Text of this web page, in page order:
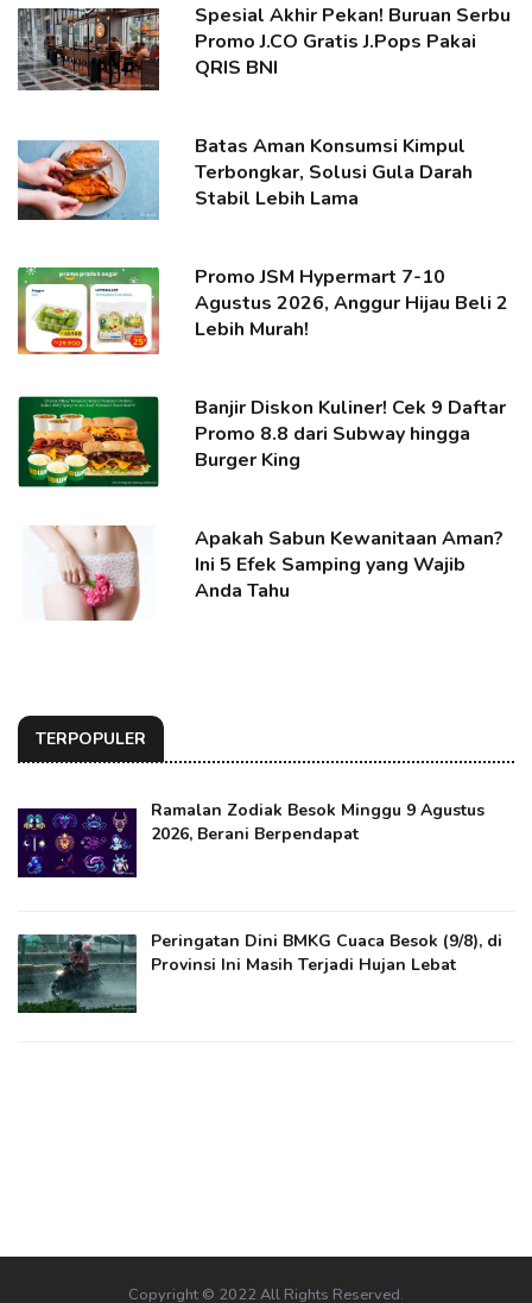
Spesial Akhir Pekan! Buruan Serbu
Promo J.CO Gratis J.Pops Pakai
QRIS BNI
Batas Aman Konsumsi Kimpul
Terbongkar, Solusi Gula Darah
Stabil Lebih Lama
Promo JSM Hypermart 7-10
Agustus 2026, Anggur Hijau Beli 2
Lebih Murah!
Banjir Diskon Kuliner! Cek 9 Daftar
Promo 8.8 dari Subway hingga
Burger King
Apakah Sabun Kewanitaan Aman?
Ini 5 Efek Samping yang Wajib
Anda Tahu
TERPOPULER
Ramalan Zodiak Besok Minggu 9 Agustus
2026, Berani Berpendapat
Peringatan Dini BMKG Cuaca Besok (9/8), di
Provinsi Ini Masih Terjadi Hujan Lebat
Copyright © 2022 All Rights Reserved.